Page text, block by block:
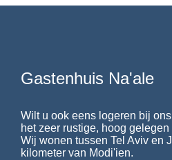
Gastenhuis Na'ale
Wilt u ook eens logeren bij
het zeer rustige, hoog
Wij wonen tussen Tel Aviv en
kilometer van Modi'ien.